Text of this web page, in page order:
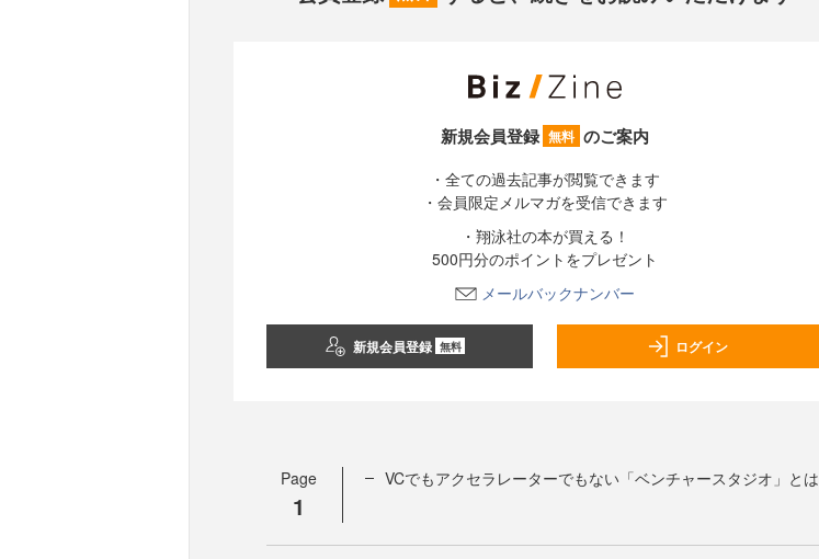
新規会員登録 無料 のご案内
・全ての過去記事が閲覧できます
・会員限定メルマガを受信できます
・翔泳社の本が買える！
500円分のポイントをプレゼント
メールバックナンバー
新規会員登録 無料 ログイン
Page
1
VCでもアクセラレーターでもない「ベンチャースタジオ」とは